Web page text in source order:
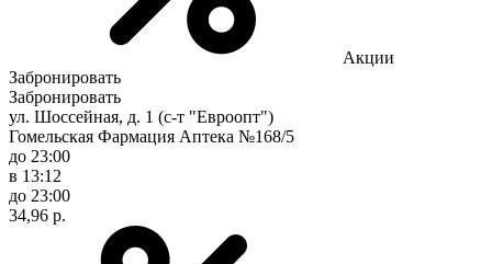
Акции
Забронировать
Забронировать
ул. Шоссейная, д. 1 (с-т "Евроопт")
Гомельская Фармация Аптека №168/5
до 23:00
в 13:12
до 23:00
34,96 р.